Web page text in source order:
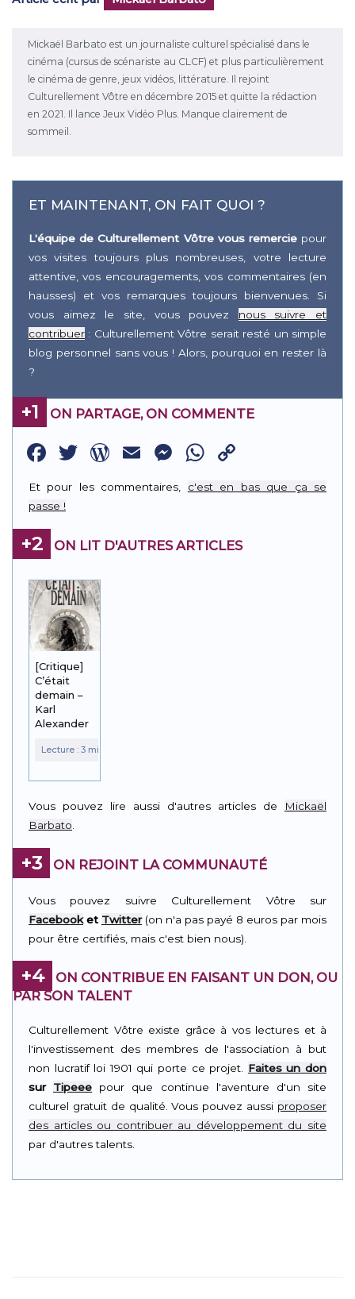
Mickaël Barbato est un journaliste culturel spécialisé dans le
cinéma (cursus de scénariste au CLCF) et plus particulièrement
le cinéma de genre, jeux vidéos, littérature. Il rejoint
Culturellement Vôtre en décembre 2015 et quitte la rédaction
en 2021. Il lance Jeux Vidéo Plus. Manque clairement de
sommeil.
ET MAINTENANT, ON FAIT QUOI ?
L'équipe de Culturellement Vôtre vous remerciepour
vos visites toujours plus nombreuses, votre lecture
attentive, vos encouragements, vos commentaires (en
hausses) et vos remarques toujours bienvenues. Si
vous aimez le site, vous pouvez nous suivre et
contribuer : Culturellement Vôtre serait resté un simple
blog personnel sans vous ! Alors, pourquoi en rester là
?
+1 ON PARTAGE, ON COMMENTE
Facebook
Twitter
WordPress
EmailMessenger
WhatsApp
Link
Et pour les commentaires, c'est en bas que ça se
passe !
+2 ON LIT D'AUTRES ARTICLES
[Critique]
C’était
demain –
Karl
Alexander
Vous pouvez lire aussi d'autres articles de
Mickaël
Barbato
+3 ON REJOINT LA COMMUNAUTÉ
Vous pouvez suivre Culturellement Vôtre sur
Facebooket Twitter(on n'a pas payé 8 euros par mois
pour être certifiés, mais c'est bien nous).
+4
ON CONTRIBUE EN FAISANT UN DON, OU
PAR SON TALENT
Culturellement Vôtre existe grâce à vos lectures et à
l'investissement des membres de l'association à but
non lucratif loi 1901 qui porte ce projet. Faites un don
sur Tipeee pour que continue l'aventure d'un site
culturel gratuit de qualité. Vous pouvez aussi proposer
des articles ou contribuer au développement du site
par d'autres talents.